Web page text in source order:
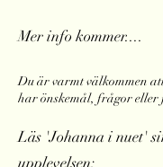
Mer info kommer....
Du är varmt välkommen
har önskemål, frågor
Läs 'Johanna i nuet'
upplevelsen: